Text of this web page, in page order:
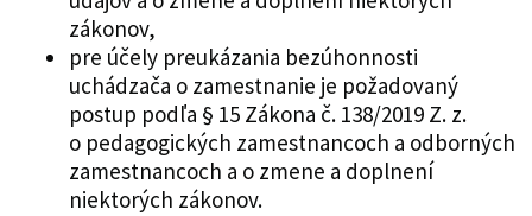
zákonov,
pre účely preukázania bezúhonnosti
uchádzača o zamestnanie je požadovaný
postup podľa § 15 Zákona č. 138/2019 Z. z.
o pedagogických zamestnancoch a odborných
zamestnancoch a o zmene a doplnení
niektorých zákonov.